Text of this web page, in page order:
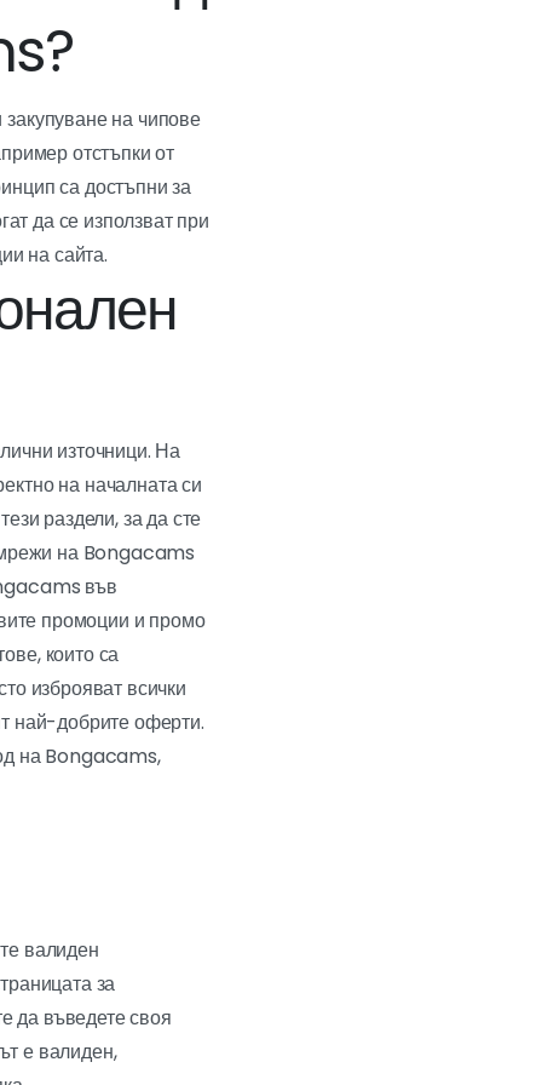
на чипове
отстъпки от
са достъпни за
да се използват при
на сайта.
източници. На
на началната си
раздели, за да сте
на Bongacams
във
промоции и промо
които са
изброяват всички
най-добрите оферти.
на Bongacams,
валиден
за
да въведете своя
е валиден,